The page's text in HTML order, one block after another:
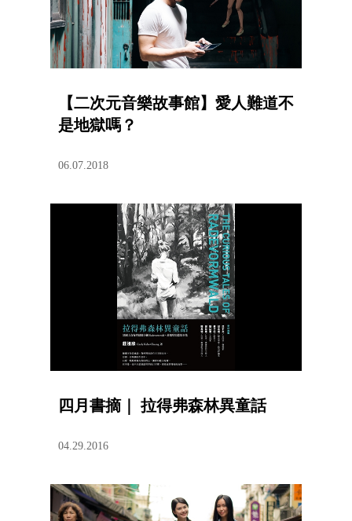
【二次元音樂故事館】愛人難道不
是地獄嗎？
06.07.2018
四月書摘｜ 拉得弗森林異童話
04.29.2016